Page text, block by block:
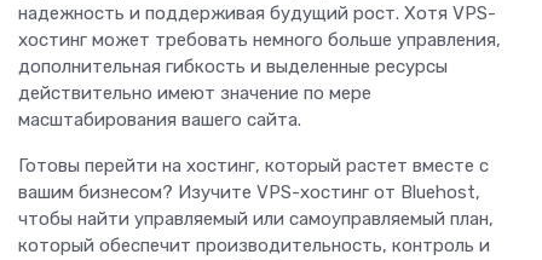
надежность и поддерживая будущий рост. Хотя VPS-
хостинг может требовать немного больше управления,
дополнительная гибкость и выделенные ресурсы
действительно имеют значение по мере
масштабирования вашего сайта.
Готовы перейти на хостинг, который растет вместе с
вашим бизнесом? Изучите VPS-хостинг от Bluehost,
чтобы найти управляемый или самоуправляемый план,
который обеспечит производительность, контроль и